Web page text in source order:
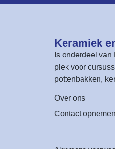
Keramiek
Is onderdeel van
plek voor
pottenbakken,
Over ons
Contact opnemen